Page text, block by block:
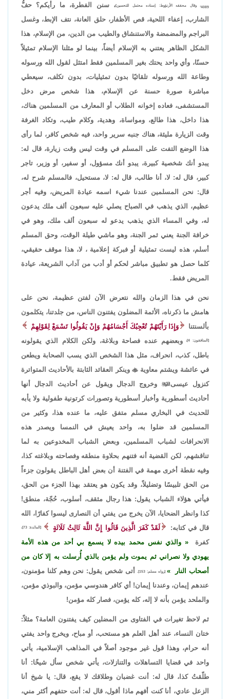
4089، وقال محققه الأرنؤوط: إسناده محتمل للتحسين]
، سنن الفطرة، ما رأيكم؟ حفُّ
الشارب، إعفاء اللحية، قص الأظفار، حلق العانة، نتف الإبط، وغسل
البراجم والمضمضة والاستنشاق والطيب من الدين، من الإسلام، هذا
الشكل الظاهر يعتني به الإسلام أيضاً، بينما لو مثلنا الإسلام تمثيلاً
حسنًا، وأي واحد يحتك بغير المسلمين فقط امتثل لقول الله ورسوله
وطاعة الله ورسوله تلقائيًا بدون تمثيليات، بدون تكلف، سيعطي
مباشرة صورة حسنة عن الإسلام، هذا شخص مرض دخل
المستشفى، فعاده إخوانه الطلاب أو المعارف من المسلمين هناك،
هذا داخل، هذا طالع، ومواساة، وهدية، وكلام طيب، وتكاد الغرفة
وقت الزيارة مليئة، هناك جنبه سرير واحد، فيه شخص كافر، لما رأى
هذا الوضع التفت على المسلم في وقت ليس وقت زيارة، قال له:
يبدو أنك شخصية كبيرة، يبدو أنك مسؤول، أو سفير، أو وزير، تاجر
كبير، قال له: لا، أنا طالب، قال له: لا، مستحيل، فالمسلم شرح له،
قال: نحن المسلمين عندنا شيء اسمه عيادة المريض، وفيه أجر
عظيم، الذي يذهب في الصباح يصلي عليه سبعون ألف ملك يدعون
له، وفي المساء الذي يذهب يدعو له سبعون ألف ملك، وهو في
خرافة الجنة يعني ثمر الجنة، وهو ماشي طيلة الوقت، وحق المسلم
أسلم، هذه ليست تمثيلية أو فبركة إعلامية ، لا، هذا موقف حقيقي،
كلما حصل هو تطبيق مباشر لحكم أو أدب من آداب الشريعة، عيادة
المريض فقط.
نحن في هذا الزمان والله نتعرض الآن لفتن عظيمة، نحن على
هامش ما ذكرناه، الأئمة المضلون يفتنون الناس، من جلدتنا، يتكلمون
بألسنتنا
وَإِذَا رَأَيْتَهُمْ تُعْجِبُكَ أَجْسَامُهُمْ وَإِنْ يَقُولُوا تَسْمَعْ لِقَوْلِهِمْ
[المنافقون: 4]،
وبعضهم عنده فصاحة وبلاغة، ولكن الكلام الذي يقولونه
باطل، كذب، انحراف، مثل هذا الشخص الذي يسب الصحابة ويطعن
في عائشة ويشتم معاويةوينكر العقائد الثابتة بالأحاديث المتواترة
كنزول عيسى وخروج الدجال ويقول عن أحاديث الدجال أنها
أحاديث أسطورية وأخبار أسطورية وتصورات كرتونية طفولية ولا يأبه
للحديث في البخاري مسلم متفق عليه، ما عنده هذا، وكثير من
المسلمين قد ضلوا به، واحد يعيش في النمسا ويصدر هذه
الانحرافات لشباب المسلمين، وبعض الشباب المخدوعين به لما
تناقشهم، لكن القضية أنه فتنهم بحلاوة منطقه وفصاحته وبلاغته كذا،
وفيه نقطة أخرى مهمة في الفتنة أن بعض أهل الباطل يقولون جزءاً
من الحق تلبيسًا وتضليلاً، وقد يكون هو يعتقد بهذا الجزء من الحق،
فيأتي هؤلاء الشباب يقول: هذا رجال مثقف، أسلوب، حُجّة، منطق!
كذا وانظر الضحايا، الآن يخرج من يفتي أن النصارى ليسوا كفارًا، الله
قال في كتابه:
لَقَدْ كَفَرَ الَّذِينَ قَالُوا إِنَّ اللَّهَ ثَالِثُ ثَلَاثَةٍ [المائدة: 73]،
كفرة
والذي نفس محمد بيده لا يسمع بي أحد من هذه الأمة
يهودي ولا نصراني ثم يموت ولم يؤمن بالذي أُرسلت به إلا كان من
أصحاب النار
[رواه مسلم: 153].
أتى شخص يقول: نحن وهم كلنا مؤمنون،
عندهم إيمان، وعندنا إيمان! أي كافر هندوسي مؤمن، والبوذي مؤمن،
والملحد يؤمن بأنه لا إله، كله يؤمن، فصار كله مؤمن!
ثم لاحظ تغيرات في الفتاوى من المضلين كيف يفتنون العامة؟ مثلاً:
ختان النساء، عند أهل العلم هو مستحب، أو مباح، ويخرج واحد يفتي
أنه حرام، وهذا قول غير موجود أصلاً في المذاهب الإسلامية، يأتي
واحد في قضايا التساهلات والتنازلات، يأتي شخص سأل شيخًا: أنا
طلّقتُ كذا، قال له: أنت غضبان وطلاقك لا يقع، قال: يا شيخ أنا
الزعل عادي، أنا كنت أفهم ماذا أقول، قال له: أنت حتفهم أكثر مني،